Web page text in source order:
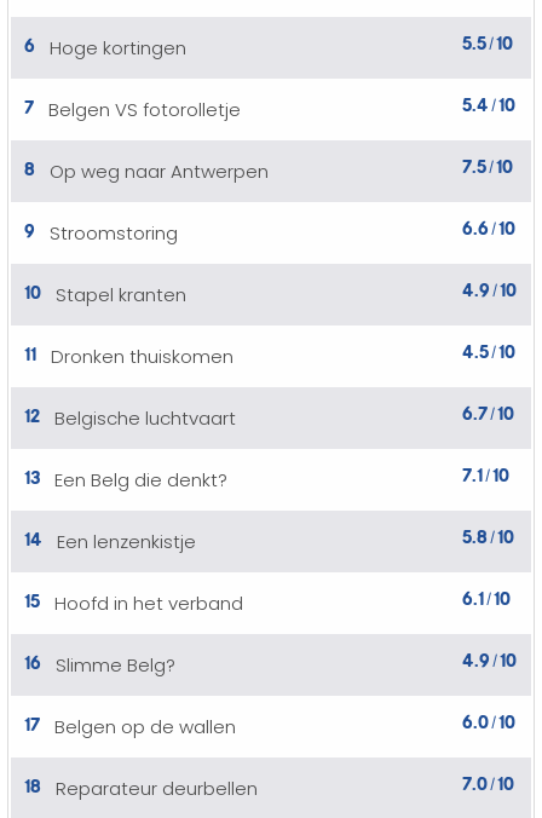
6 Hoge kortingen 5.5/10
7 Belgen VS fotorolletje 5.4 /10
8 Op weg naar Antwerpen 7.5/10
9 Stroomstoring 6.6 /10
10 Stapel kranten 4.9 /10
11 Dronken thuiskomen 4.5/10
12 Belgische luchtvaart 6.7/10
13 Een Belg die denkt? 7.1/10
14 Een lenzenkistje 5.8 /10
15 Hoofd in het verband 6.1/10
16 Slimme Belg? 4.9 /10
17 Belgen op de wallen 6.0/10
18 Reparateur deurbellen 7.0/10